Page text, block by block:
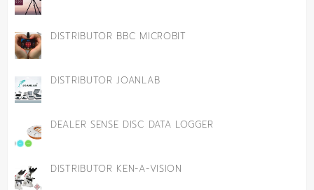
DISTRIBUTOR BBC MICROBIT
DISTRIBUTOR JOANLAB
DEALER SENSE DISC DATA LOGGER
DISTRIBUTOR KEN-A-VISION